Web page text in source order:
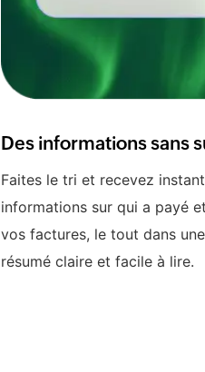
Des informations sans
Faites le tri et recevez
informations sur qui a payé
vos factures, le tout dans
résumé claire et facile à lire.